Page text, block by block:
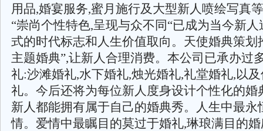
用品,婚宴服务,蜜月施行及大型新人喷绘写真
“崇尚个性特色,呈现与众不同“已成为当今新
式的时代标志和人生价值取向。天使婚典策划
主题婚典”,让新人合理消费。本公司已承办过
礼:沙滩婚礼,水下婚礼,烛光婚礼,礼堂婚礼,以
礼。今后还将为每位新人度身设计个性化的婚
新人都能拥有属于自己的婚典秀。人生中最永
情。爱情中最瞩目的莫过于婚礼,琳琅满目的